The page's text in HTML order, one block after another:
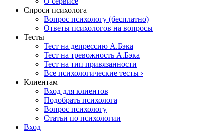
Спроси психолога
Вопрос психологу (бесплатно)
Ответы психологов на вопросы
Тесты
Тест на депрессию А.Бэка
Тест на тревожность А.Бэка
Тест на тип привязанности
Все психологические тесты ›
Клиентам
Вход для клиентов
Подобрать психолога
Вопрос психологу
Статьи по психологии
Вход